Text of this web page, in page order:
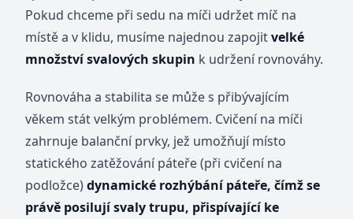
Pokud chceme při sedu na míči udržet míč na
místě a v klidu, musíme najednou zapojitvelké
množství svalových skupin k udržení rovnováhy.
Rovnováha a stabilita se může s přibývajícím
věkem stát velkým problémem. Cvičení na míči
zahrnuje balanční prvky, jež umožňují místo
statického zatěžování páteře (při cvičení na
podložce)dynamické rozhýbání páteře, čímž se
právě posilují svaly trupu, přispívající ke